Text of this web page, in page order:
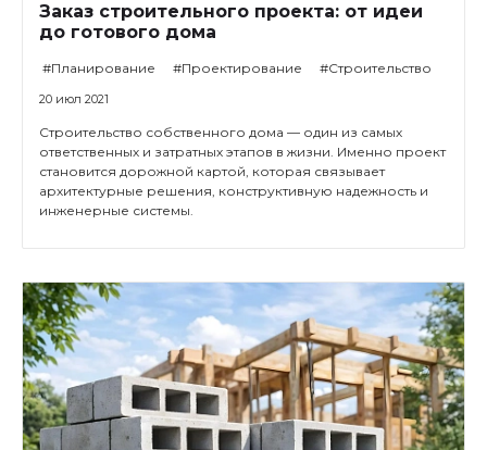
Заказ строительного проекта: от идеи
до готового дома
#Планирование #Проектирование #Строительство
20 июл 2021
Строительство собственного дома — один из самых
ответственных и затратных этапов в жизни. Именно проект
становится дорожной картой, которая связывает
архитектурные решения, конструктивную надежность и
инженерные системы.